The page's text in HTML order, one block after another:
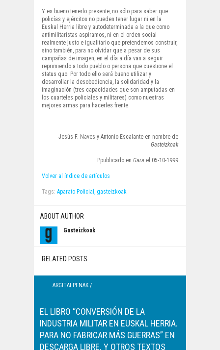
Y es bueno tenerlo presente, no sólo para saber que
policías y ejércitos no pueden tener lugar ni en la
Euskal Herria libre y autodeterminada a la que como
antimilitaristas aspiramos, ni en el orden social
realmente justo e igualitario que pretendemos construir,
sino también, para no olvidar que a pesar de sus
campañas de imagen, en el día a día van a seguir
reprimiendo a todo pueblo o persona que cuestione el
status quo. Por todo ello será bueno utilizar y
desarrollar la desobediencia, la solidaridad y la
imaginación (tres capacidades que son amputadas en
los cuarteles policiales y militares) como nuestras
mejores armas para hacerles frente.
Jesús F. Naves y Antonio Escalante en nombre de
Gasteizkoak
Ppublicado en Gara el 05-10-1999
Volver al índice de artículos
Tags: Aparato Policial, gasteizkoak
ABOUT AUTHOR
Gasteizkoak
RELATED POSTS
ARGITALPENAK /
EL LIBRO “CONVERSIÓN DE LA
INDUSTRIA MILITAR EN EUSKAL HERRIA.
PARA NO FABRICAR MÁS GUERRAS” EN
DESCARGA LIBRE. Y OTROS TEXTOS